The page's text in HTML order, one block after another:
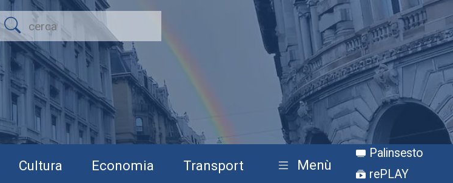
Cultura Economia Transport Menù
Palinsesto
rePLAY